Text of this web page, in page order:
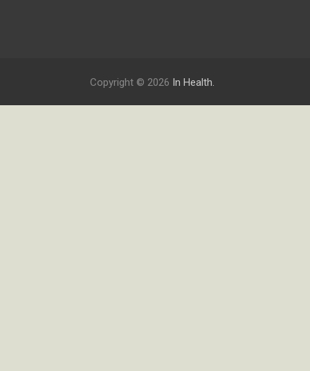
Copyright © 2026 In Health.